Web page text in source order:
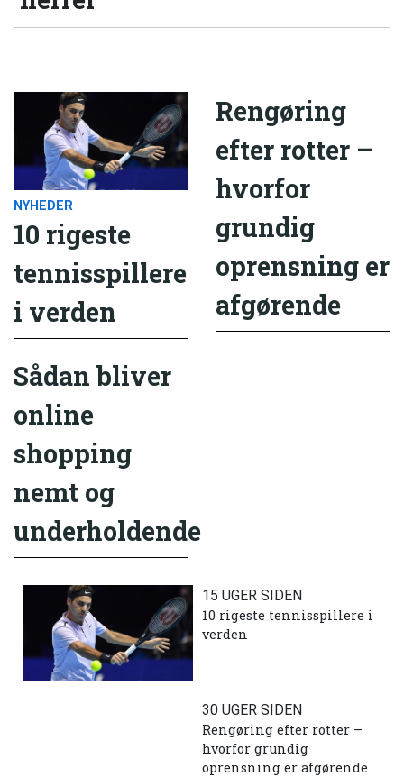
NYHEDER
10 rigeste
tennisspillere
i verden
Rengøring
efter rotter –
hvorfor
grundig
oprensning er
afgørende
Sådan bliver
online
shopping
nemt og
underholdende
15 UGER SIDEN
10 rigeste tennisspillere i
verden
30 UGER SIDEN
Rengøring efter rotter –
hvorfor grundig
oprensning er afgørende